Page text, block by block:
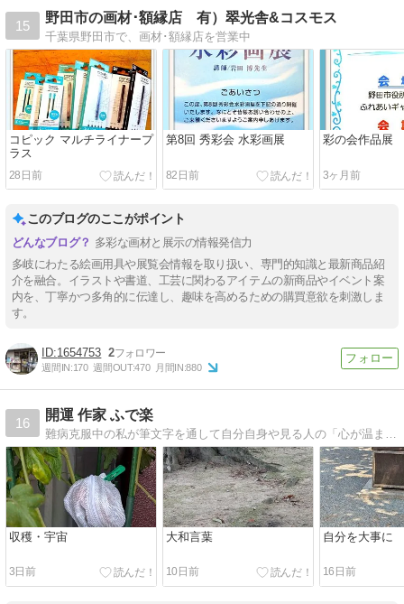
15
野田市の画材･額縁店 有）翠光舎&コスモス
千葉県野田市で、画材･額縁店を営業中
コピック マルチライナープ
ラス
28日前
第8回 秀彩会 水彩画展
82日前
彩の会作品展
3ヶ月前
このブログのここがポイント
多彩な画材と展示の情報発信力
多岐にわたる絵画用具や展覧会情報を取り扱い、専門的知識と最新商品紹
介を融合。イラストや書道、工芸に関わるアイテムの新商品やイベント案
内を、丁寧かつ多角的に伝達し、趣味を高めるための購買意欲を刺激しま
す。
1654753 2
週間IN:170 週間OUT:470 月間IN:880
16
開運 作家 ふで楽
収穫・宇宙
3日前
大和言葉
10日前
自分を大事に
16日前